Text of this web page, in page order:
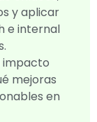
y aplicar
e internal
impacto
mejoras
en